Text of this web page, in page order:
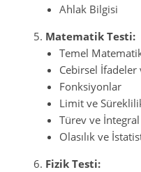
Ahlak Bilgisi
Matematik Testi:
Temel
Cebirsel
Fonksiyonlar
Limit ve
Türev ve İntegral
Olasılık ve
Fizik Testi: